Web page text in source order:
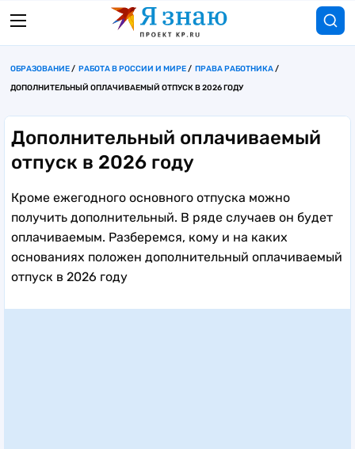
ОБРАЗОВАНИЕ РАБОТА В РОССИИ И МИРЕ
ПРАВА РАБОТНИКА
ДОПОЛНИТЕЛЬНЫЙ ОПЛАЧИВАЕМЫЙ ОТПУСК В 2026 ГОДУ
Дополнительный оплачиваемый
отпуск в 2026 году
Кроме ежегодного основного отпуска можно
получить дополнительный. В ряде случаев он будет
оплачиваемым. Разберемся, кому и на каких
основаниях положен дополнительный оплачиваемый
отпуск в 2026 году